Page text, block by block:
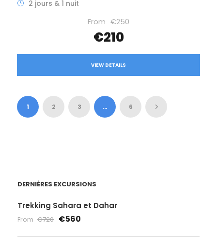
2 jours & 1 nuit
From €250
€210
VIEW DETAILS
1 2 3 … 6
DERNIÈRES EXCURSIONS
Trekking Sahara et Dahar
From €720 €560